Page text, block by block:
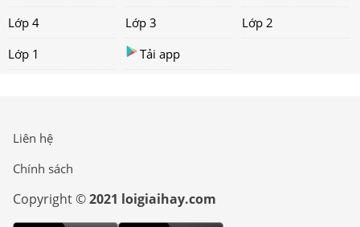
Lớp 4
Lớp 3
Lớp 2
Lớp 1
Tải app
Liên hệ
Chính sách
Copyright ©2021 loigiaihay.com